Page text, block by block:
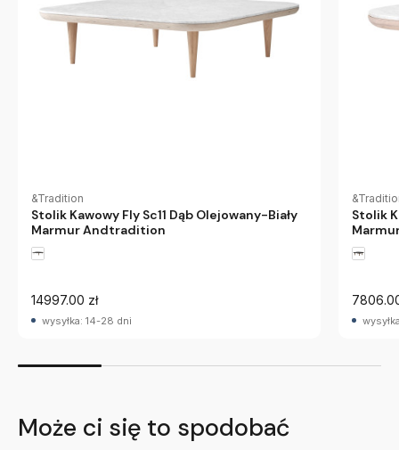
&Tradition
Stolik Kawowy Fly Sc11 Dąb Olejowany-Biały
Marmur Andtradition
14997.00 zł
wysyłka: 14-28 dni
Stolik
Może ci się to spodobać